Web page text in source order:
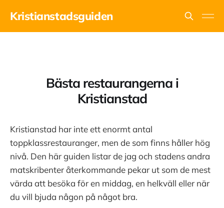
Kristianstadsguiden
Bästa restaurangerna i
Kristianstad
Kristianstad har inte ett enormt antal
toppklassrestauranger, men de som finns håller hög
nivå. Den här guiden listar de jag och stadens andra
matskribenter återkommande pekar ut som de mest
värda att besöka för en middag, en helkväll eller när
du vill bjuda någon på något bra.